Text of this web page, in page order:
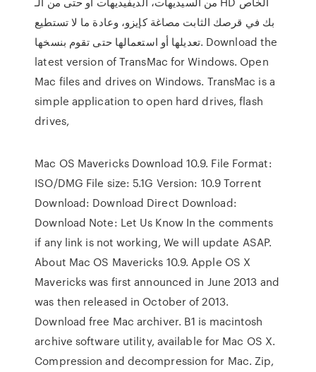
بك في قرصك الثابت مصاغة كإيزو، وعادة ما لا تستطيع
تعديلها أو استعمالها حتى تقوم بنسخها. Download the
latest version of TransMac for Windows. Open
Mac files and drives on Windows. TransMac is a
simple application to open hard drives, flash
drives,
Mac OS Mavericks Download 10.9. File Format:
ISO/DMG File size: 5.1G Version: 10.9 Torrent
Download: Download Direct Download:
Download Note: Let Us Know In the comments
if any link is not working, We will update ASAP.
About Mac OS Mavericks 10.9. Apple OS X
Mavericks was first announced in June 2013 and
was then released in October of 2013.
Download free Mac archiver. B1 is macintosh
archive software utility, available for Mac OS X.
Compression and decompression for Mac. Zip,